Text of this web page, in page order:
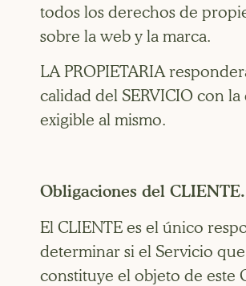
todos los derechos de
sobre la web y la marca.
LA PROPIETARIA
calidad del SERVICIO con
exigible al mismo.
Obligaciones del CLIENTE.
El CLIENTE es el único
determinar si el Servicio que
constituye el objeto de este